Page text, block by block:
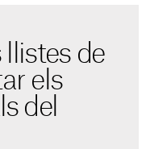
llistes de
els
del